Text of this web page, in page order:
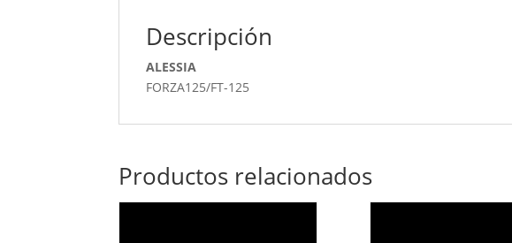
Descripción
ALESSIA
FORZA125/FT-125
Productos relacionados